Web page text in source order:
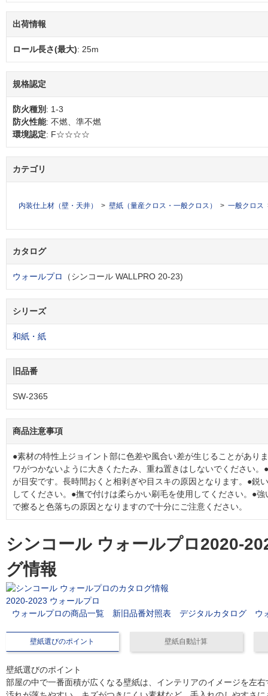
出荷情報
ロール長さ(最大): 25m
規格認定
防火種別 : 1-3
防火性能: 不燃、準不燃
環境認定: F☆☆☆☆
カテゴリ
内装仕上材（壁・天井） 壁紙（量産クロス・一般クロス） 一般クロス
カタログ
ウォールプロ （シンコール WALLPRO 20-23)
シリーズ
和紙・紙
旧品番
SW-2365
商品注意事項
●素材の特性上ジョイント部に色差や風合い差が生じることがあり
ワがつかないように大きくたたみ、重ね置きはしないでください。
が目安です。長時間おくと相剥ぎや目スキの原因となります。●鋭
してください。●撫で付けは柔らかい刷毛を使用してください。●
で擦ると色落ちの原因となりますので十分にご注意ください。
シンコール ウォールプロ2020-
グ情報
2020-2023 ウォールプロ
ウォールプロの商品一覧
新旧品番対照表 デジタルカタログ ウ
壁紙選びのポイント 壁紙自動計算
壁紙選びのポイント
部屋の中で一番面積が広くなる壁紙は、インテリアのイメージを左